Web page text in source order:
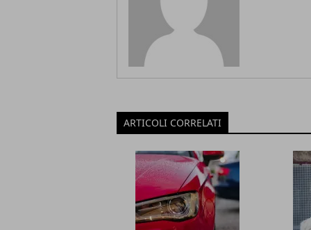
ARTICOLI CORRELATI